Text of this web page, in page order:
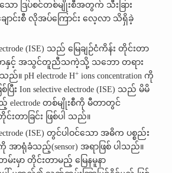
ာ ဒြပ်စင်တစ်မျိုးစီအတွက် သီးခြား
ျောင်းစီ လိုအပ်ကြောင်း လေ့လာ သိရှိခဲ့
(ISE) သည် မြေချဉ်ငံကိန်း တိုင်းတာ
နှင့် အသွင်တူညီသကဲ့သို့ သဘော တရား
pH electrode H+ ions concentration ကို
ပြီး Ion selective electrode (ISE) သည် မိမိ
တစ်မျိုးစီကို မီတာတွင်
းတာခြင်း ဖြစ်ပါ သည်။
(ISE) တွင်ပါဝင်သော အဓိက ပစ္စည်း
းကို အာရုံခံသည့်(sensor) အရာဖြစ် ပါသည်။
မှာ တိုင်းတာမည့် မြေနမူနာ